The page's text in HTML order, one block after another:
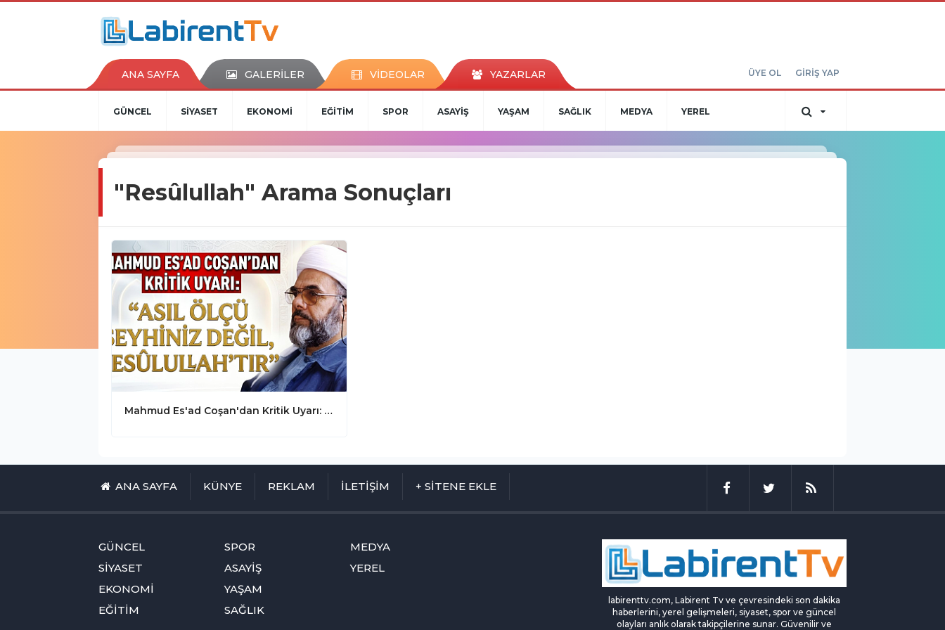
ANA SAYFA GALERİLER VİDEOLAR YAZARLAR ÜYE OL GİRİŞ YAP
GÜNCEL SİYASET EKONOMİ EĞİTİM SPOR ASAYİŞ YAŞAM SAĞLIK MEDYA YEREL
"Resûlullah" Arama Sonuçları
Mahmud Es'ad Coşan'dan Kritik Uyarı: "Asıl Ölçü Şeyhiniz Değil, Resûlullah'tır"
ANA SAYFA KÜNYE REKLAM İLETİŞİM + SİTENE EKLE
GÜNCEL
SİYASET
EKONOMİ
EĞİTİM
SPOR
ASAYİŞ
YAŞAM
SAĞLIK
MEDYA
YEREL
labirenttv.com, Labirent Tv ve çevresindeki son dakika
haberlerini, yerel gelişmeleri, siyaset, spor ve güncel
olayları anlık olarak takipçilerine sunar. Güvenilir ve